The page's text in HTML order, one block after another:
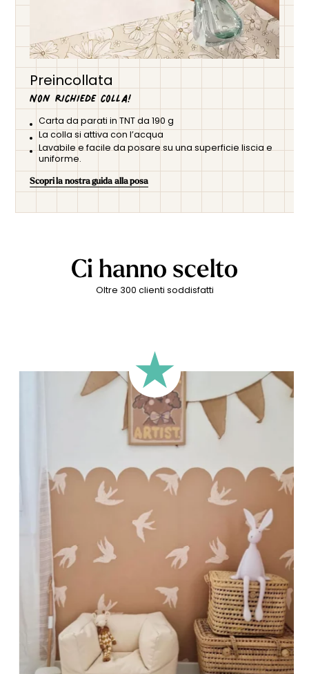
Preincollata
Non richiede colla!
Carta da parati in TNT da 190 g
La colla si attiva con l’acqua
Lavabile e facile da posare su una superficie liscia e
uniforme.
Scopri la nostra guida alla posa
Ci hanno scelto
Oltre 300 clienti soddisfatti